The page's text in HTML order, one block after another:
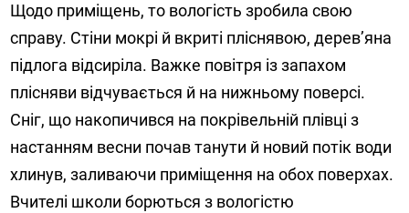
Щодо приміщень, то вологість зробила свою
справу. Стіни мокрі й вкриті пліснявою, дерев’яна
підлога відсиріла. Важке повітря із запахом
плісняви відчувається й на нижньому поверсі.
Сніг, що накопичився на покрівельній плівці з
настанням весни почав танути й новий потік води
хлинув, заливаючи приміщення на обох поверхах.
Вчителі школи борються з вологістю